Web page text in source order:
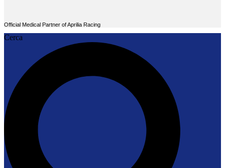
Official Medical Partner of Aprilia Racing
Cerca